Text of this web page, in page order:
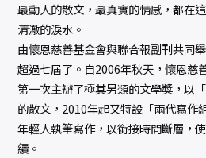
最動人的散文，最真實的情感，都在
清澈的淚水。
由懷恩慈善基金會與聯合報副刊共同
超過七屆了。自2006年秋天，懷恩慈
第一次主辦了極其另類的文學獎，以
的散文，2010年起又特設「兩代寫作
年輕人執筆寫作，以銜接時間斷層，
續。